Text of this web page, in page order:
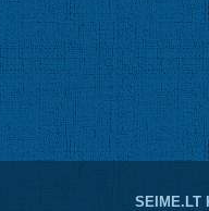
SEIME.LT